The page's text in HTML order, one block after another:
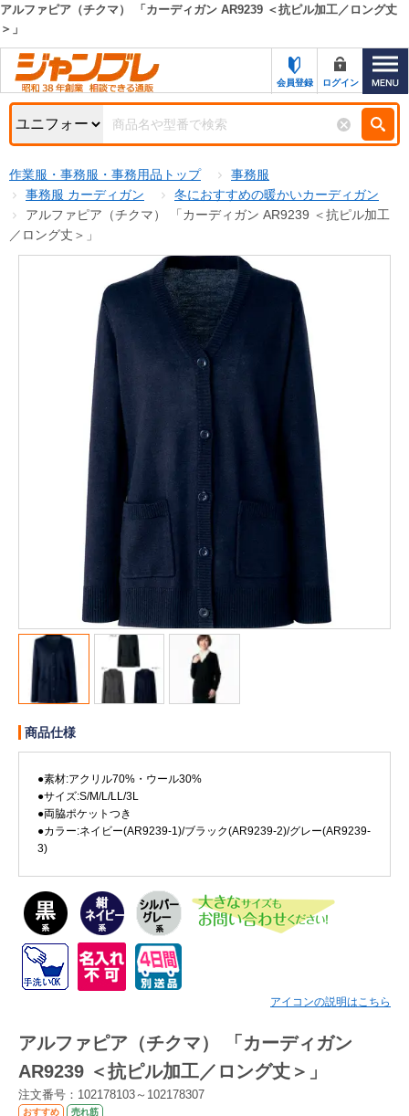
お知らせ
お問い合わせ
FAX注文用紙の印刷
ジャンブレの特長
新規登録キャンペーン
メーカーカタログ一覧
カタログ請求（無料）
試着サンプル無料貸し出し
デジタルカタログ
ログアウト
キーワード検索
検索
検索条件
商品カテゴリから選ぶ
キャンペーン
オリジナル
販売価格(税抜き)で絞る
円から
円まで
アルファピア（チクマ） 「カーディガン AR9239 ＜抗ピル加工／ロング丈
＞」
会員登録 ログイン
作業服・事務服・事務用品トップ
事務服
事務服 カーディガン
冬におすすめの暖かいカーディガン
アルファピア（チクマ） 「カーディガン AR9239 ＜抗ピル加工
／ロング丈＞」
商品仕様
●素材:アクリル70%・ウール30%
●サイズ:S/M/L/LL/3L
●両脇ポケットつき
●カラー:ネイビー(AR9239-1)/ブラック(AR9239-2)/グレー(AR9239-
3)
アイコンの説明はこちら
アルファピア（チクマ） 「カーディガン
AR9239 ＜抗ピル加工／ロング丈＞」
注文番号：102178103～102178307
おすすめ 売れ筋